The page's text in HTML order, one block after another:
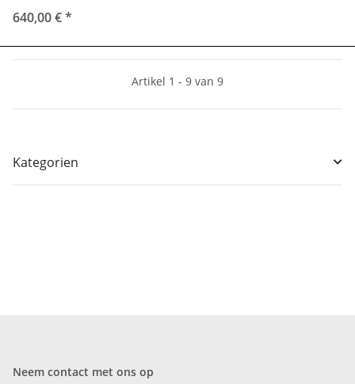
640,00 €*
Artikel 1 - 9 van 9
Kategorien
Neem contact met ons op